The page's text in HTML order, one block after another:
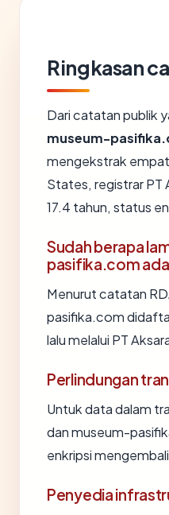
Ringkasan
Dari catatan publik
museum-
mengekstrak
States, registrar PT
17.4 tahun, status
Sudah berapa
pasifika.com
Menurut catatan
pasifika.com
lalu melalui PT
Perlindungan
Untuk data dalam
dan museum-
enkripsi
Penyedia